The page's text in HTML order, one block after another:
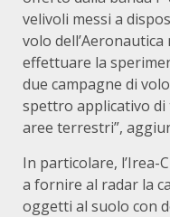
velivoli messi a
volo
effettuare la
due campagne di
spettro applicativo di
aree terrestri”,
In particolare, l’Irea-
a fornire al radar la
oggetti al suolo con